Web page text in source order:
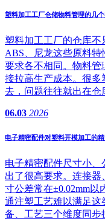
塑料加工工厂仓储物料管理的几
塑料加工工厂的仓库不
ABS、尼龙这些原料
要求各不相同。物料
接拉高生产成本。很
去，问题往往就出在仓
06.03 2026
电子精密配件对塑料开模加工的
电子精密配件尺寸小
出了很高要求。连接器
寸公差常在±0.02mm以
通注塑工艺难以满足
备、工艺三个维度同步